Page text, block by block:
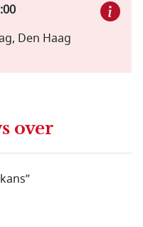
Den Haag
over